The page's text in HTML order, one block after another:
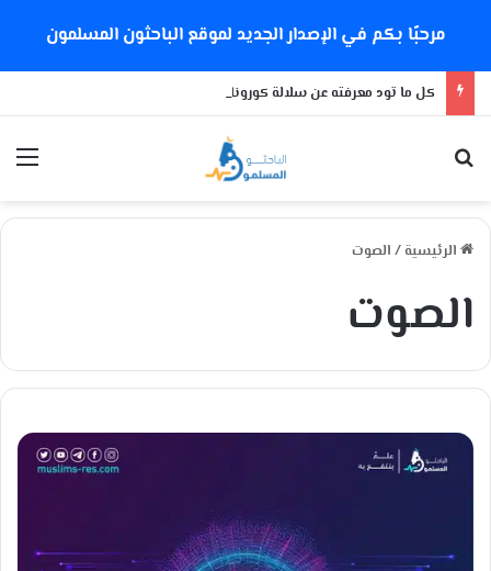
مرحبًا بكم في الإصدار الجديد لموقع الباحثون المسلمون
كل ما تود معرفته عن سلالة كورونا الجديدة
الرئيسية / الصوت
الصوت